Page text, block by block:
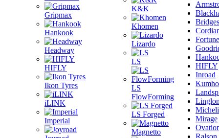
Gripmax
Hankook
Headway
HIFLY
Ikon Tyres
iLINK
Imperial
K&K
Khomen
Lizardo
LS
LS
FlowForming
LS Forged
Magnetto
Fortune
HIFLY
Inroad
Kumho
Mirage
Ralson